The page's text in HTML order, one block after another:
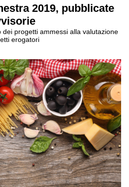
2019, pubblicate
dei progetti ammessi alla valutazione
erogatori